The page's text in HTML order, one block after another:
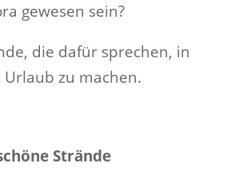
gewesen sein?
die dafür sprechen, in
zu machen.
Strände